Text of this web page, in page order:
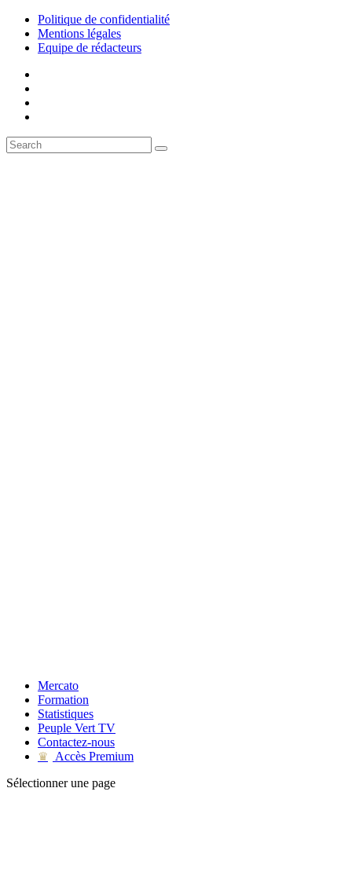
Politique de confidentialité
Mentions légales
Equipe de rédacteurs
Mercato
Formation
Statistiques
Peuple Vert TV
Contactez-nous
♛
Accès Premium
Sélectionner une page